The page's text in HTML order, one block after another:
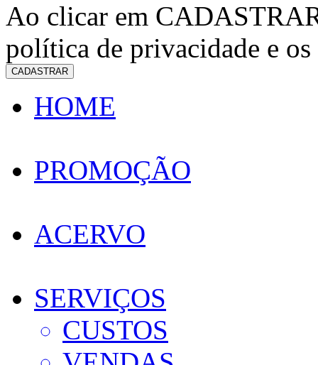
Ao clicar em
política de privacidade e os
CADASTRAR
HOME
PROMOÇÃO
ACERVO
SERVIÇOS
CUSTOS